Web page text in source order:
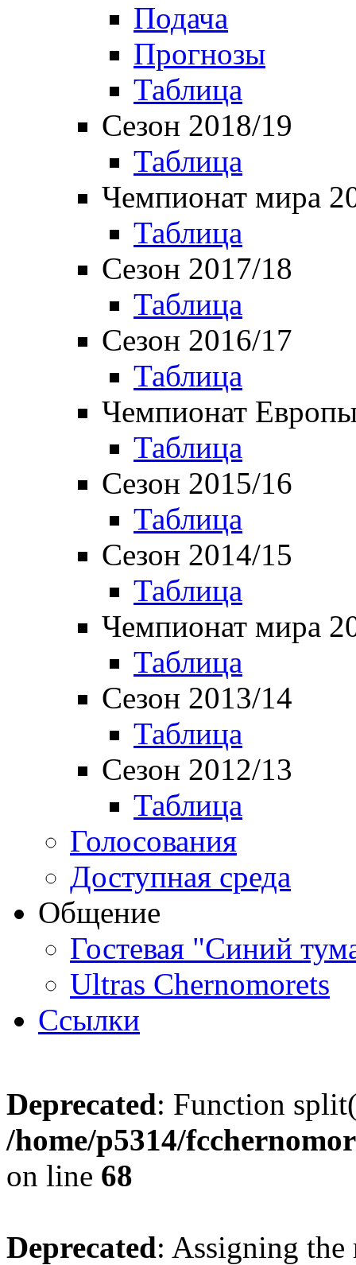
Подача
Прогнозы
Таблица
Сезон 2018/19
Таблица
Чемпионат мира
Таблица
Сезон 2017/18
Таблица
Сезон 2016/17
Таблица
Чемпионат
Таблица
Сезон 2015/16
Таблица
Сезон 2014/15
Таблица
Чемпионат мира
Таблица
Сезон 2013/14
Таблица
Сезон 2012/13
Таблица
Голосования
Доступная среда
Общение
Гостевая "Синий
Ultras Chernomorets
Ссылки
Deprecated: Function
/home/p5314/
on line 68
Deprecated: Assigning the